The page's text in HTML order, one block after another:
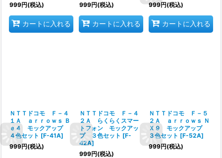
999円(税込)
カートに入れる
999円(税込)
カートに入れる
999円(税込)
カートに入れる
ＮＴＴドコモ Ｆ－４
１Ａ ａｒｒｏｗｓ Ｂ
ｅ４ モックアップ
４色セット [F-41A]
999円(税込)
ＮＴＴドコモ Ｆ－４
２Ａ らくらくスマー
トフォン モックアッ
プ ３色セット [F-
42A]
999円(税込)
ＮＴＴドコモ Ｆ－５
２Ａ ａｒｒｏｗｓ Ｎ
Ｘ９ モックアップ
３色セット [F-52A]
999円(税込)